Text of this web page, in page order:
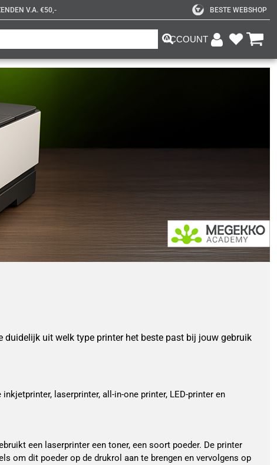
V.A. €50,- BESTE WEBSHOP
ACCOUNT
duidelijk uit welk type printer het beste past bij jouw gebruik
laserprinter, all-in-one printer, LED-printer en
een laserprinter een toner, een soort poeder. De printer
om dit poeder op de drukrol aan te brengen en vervolgens op